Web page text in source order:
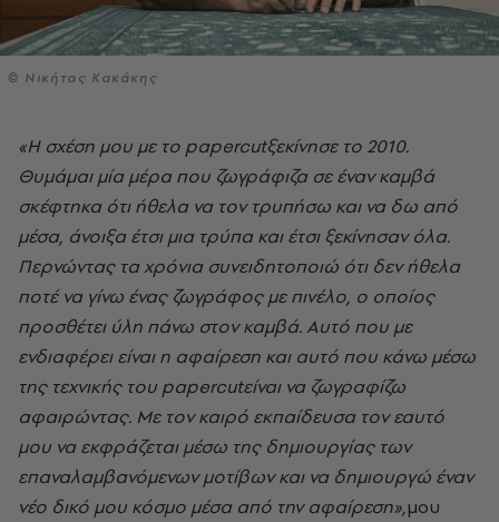
© Νικήτας Κακάκης
«Η σχέση μου με το papercutξεκίνησε το 2010.
Θυμάμαι μία μέρα που ζωγράφιζα σε έναν καμβά
σκέφτηκα ότι ήθελα να τον τρυπήσω και να δω από
μέσα, άνοιξα έτσι μια τρύπα και έτσι ξεκίνησαν όλα.
Περνώντας τα χρόνια συνειδητοποιώ ότι δεν ήθελα
ποτέ να γίνω ένας ζωγράφος με πινέλο, ο οποίος
προσθέτει ύλη πάνω στον καμβά. Αυτό που με
ενδιαφέρει είναι η αφαίρεση και αυτό που κάνω μέσω
της τεχνικής του papercutείναι να ζωγραφίζω
αφαιρώντας. Με τον καιρό εκπαίδευσα τον εαυτό
μου να εκφράζεται μέσω της δημιουργίας των
επαναλαμβανόμενων μοτίβων και να δημιουργώ έναν
νέο δικό μου κόσμο μέσα από την αφαίρεση»,μου